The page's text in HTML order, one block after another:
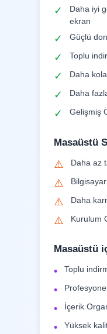
✓
Daha iyi
ekran
✓ Güçlü
✓ Toplu
✓ Daha
✓ Daha
✓ Gelişmiş
Masaüstü
⚠️ Daha az
⚠️
⚠️ Daha
⚠️ Kurulum
Masaüstü
• Toplu
•
• İçerik
• Yüksek